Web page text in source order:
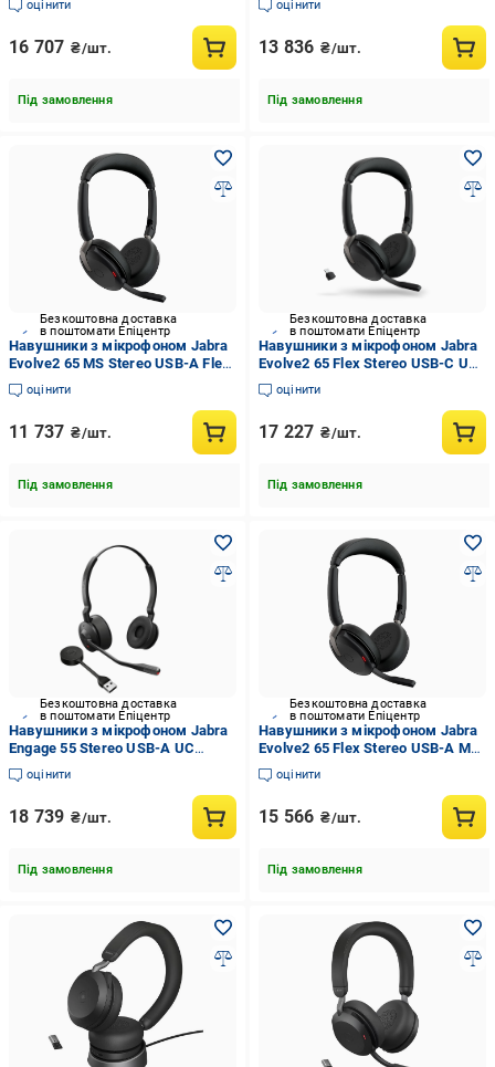
оцінити
16 707 ₴/шт.
Під замовлення
оцінити
13 836 ₴/шт.
Під замовлення
Безкоштовна доставка
в поштомати Епіцентр
Навушники з мікрофоном Jabra
Evolve2 65 MS Stereo USB-A Flex
(26699-999-999)
оцінити
11 737 ₴/шт.
Під замовлення
Безкоштовна доставка
в поштомати Епіцентр
Навушники з мікрофоном Jabra
Evolve2 65 Flex Stereo USB-C UC
WLC (26699-989-889)
оцінити
17 227 ₴/шт.
Під замовлення
Безкоштовна доставка
в поштомати Епіцентр
Навушники з мікрофоном Jabra
Engage 55 Stereo USB-A UC
(9559-410-111)
оцінити
18 739 ₴/шт.
Під замовлення
Безкоштовна доставка
в поштомати Епіцентр
Навушники з мікрофоном Jabra
Evolve2 65 Flex Stereo USB-A MS
WLC (26699-999-989)
оцінити
15 566 ₴/шт.
Під замовлення